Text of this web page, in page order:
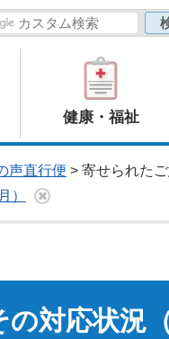
健康・福祉
声直行便 > 寄せられた
）
対応状況